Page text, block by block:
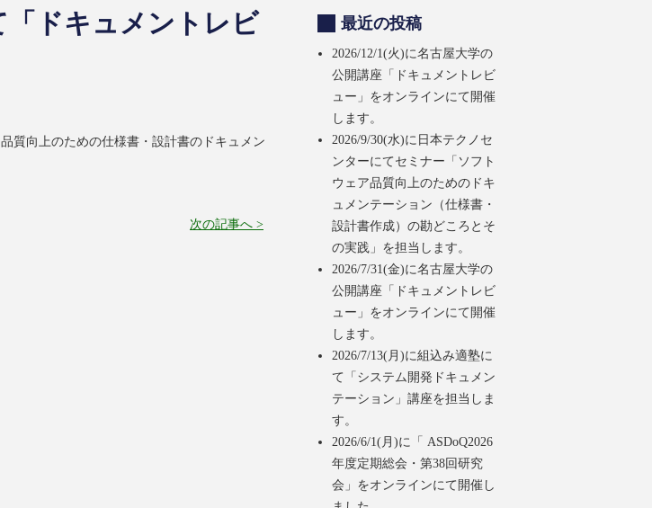
「ドキュメントレビ
質向上のための仕様書・設計書のドキュメン
次の記事へ >
最近の投稿
2026/12/1(火)に名古屋大学の
公開講座「ドキュメントレビ
ュー」をオンラインにて開催
します。
2026/9/30(水)に日本テクノセ
ンターにてセミナー「ソフト
ウェア品質向上のためのドキ
ュメンテーション（仕様書・
設計書作成）の勘どころとそ
の実践」を担当します。
2026/7/31(金)に名古屋大学の
公開講座「ドキュメントレビ
ュー」をオンラインにて開催
します。
2026/7/13(月)に組込み適塾に
て「システム開発ドキュメン
テーション」講座を担当しま
す。
2026/6/1(月)に「 ASDoQ2026
年度定期総会・第38回研究
会」をオンラインにて開催し